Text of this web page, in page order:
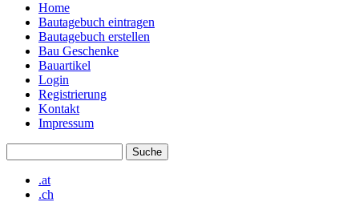
Hauptmenü
Home
Bautagebuch eintragen
Bautagebuch erstellen
Bau Geschenke
Bauartikel
Login
Registrierung
Kontakt
Impressum
.at
.ch